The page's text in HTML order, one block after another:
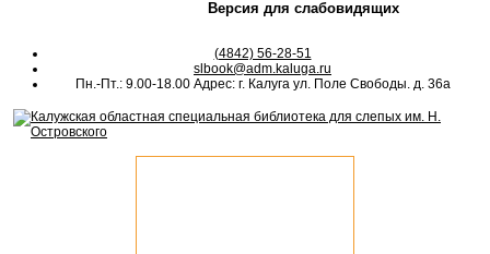
Версия для слабовидящих
(4842) 56-28-51
slbook@adm.kaluga.ru
Пн.-Пт.: 9.00-18.00 Адрес: г. Калуга ул. Поле Свободы. д. 36а